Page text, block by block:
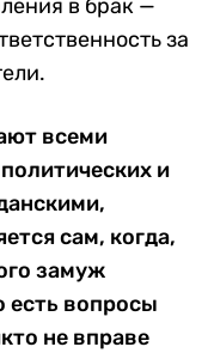
в брак —
за
всеми
и
сам, когда,
замуж
есть вопросы
не вправе